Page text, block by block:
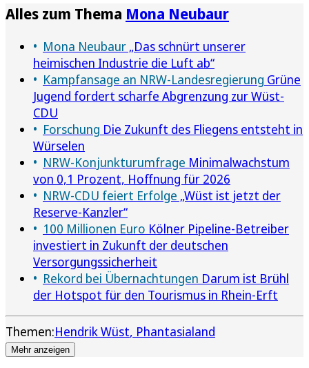
Alles zum Thema Mona Neubaur
Mona Neubaur „Das schnürt unserer
heimischen Industrie die Luft ab“
Kampfansage an NRW-Landesregierung Grüne
Jugend fordert scharfe Abgrenzung zur Wüst-
CDU
Forschung Die Zukunft des Fliegens entsteht in
Würselen
NRW-Konjunkturumfrage Minimalwachstum
von 0,1 Prozent, Hoffnung für 2026
NRW-CDU feiert Erfolge „Wüst ist jetzt der
Reserve-Kanzler“
100 Millionen Euro Kölner Pipeline-Betreiber
investiert in Zukunft der deutschen
Versorgungssicherheit
Rekord bei Übernachtungen Darum ist Brühl
der Hotspot für den Tourismus in Rhein-Erft
Themen:Hendrik Wüst Phantasialand
Mehr anzeigen